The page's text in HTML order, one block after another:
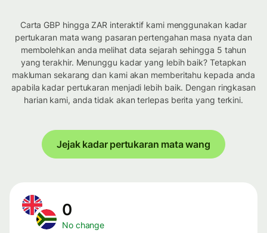
Carta GBP hingga ZAR interaktif kami menggunakan kadar
pertukaran mata wang pasaran pertengahan masa nyata dan
membolehkan anda melihat data sejarah sehingga 5 tahun
yang terakhir. Menunggu kadar yang lebih baik? Tetapkan
makluman sekarang dan kami akan memberitahu kepada anda
apabila kadar pertukaran menjadi lebih baik. Dengan ringkasan
harian kami, anda tidak akan terlepas berita yang terkini.
Jejak kadar pertukaran mata wang
0
No change